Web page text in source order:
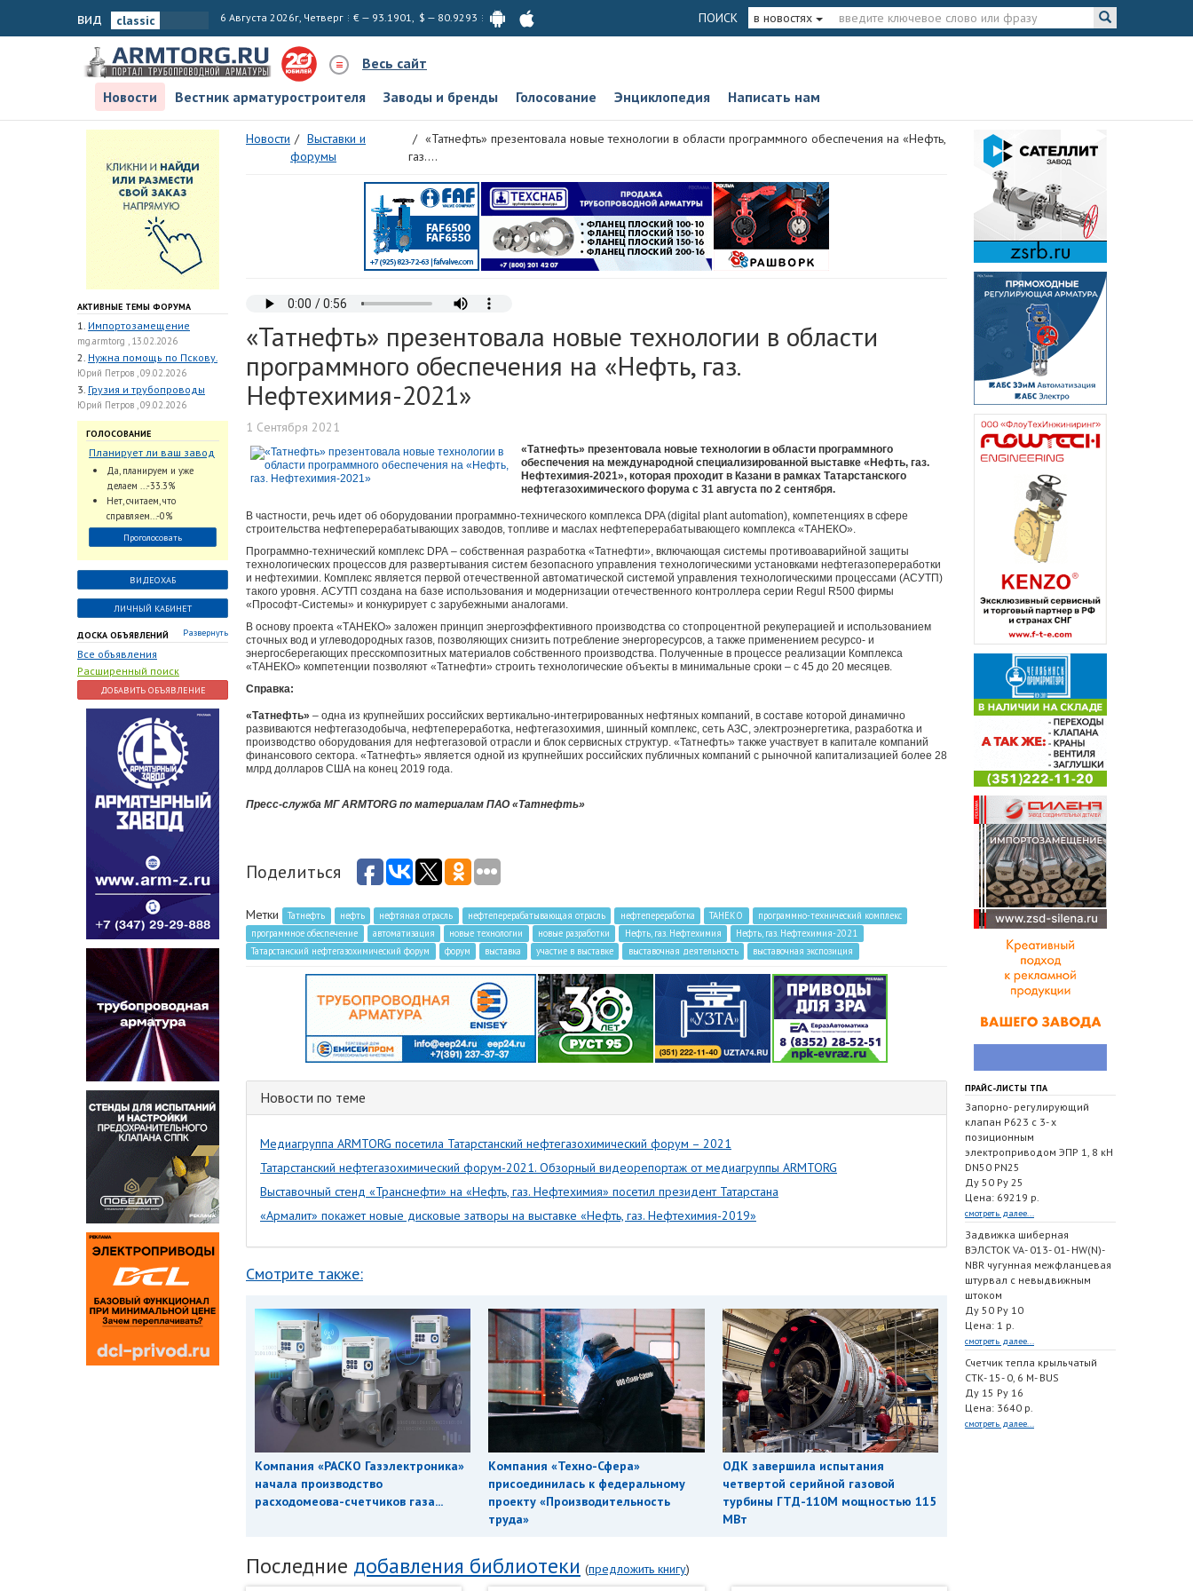
вид 6 Августа 2026г, Четверг € — 93.1901, $ — 80.9293 ПОИСК в новостях
Весь сайт
Новости
Вестник арматуростроителя Заводы и бренды Голосование Энциклопедия Написать нам
АКТИВНЫЕ ТЕМЫ ФОРУМА
1. Импортозамещение
mg.armtorg , 13.02.2026
2. Нужна помощь по Пскову.
Юрий Петров , 09.02.2026
3. Грузия и трубопроводы
Юрий Петров , 09.02.2026
ГОЛОСОВАНИЕ
Планирует ли ваш завод
использовать
промышленный
интеллект и цифровые
заказы для ускорения
обработки заказов и
оперативной отгрузки
продукции конечному
потребителю?
Да, планируем и уже
делаем ...-33.3%
Нет, считаем, что
справляем...-0%
Проголосовать
ВИДЕОХАБ
ЛИЧНЫЙ КАБИНЕТ
ДОСКА ОБЪЯВЛЕНИЙ Развернуть
Все объявления
Расширенный поиск
ДОБАВИТЬ ОБЪЯВЛЕНИЕ
Новости
Выставки и
форумы
«Татнефть» презентовала новые технологии в области программного обеспечения на «Нефть,
газ....
«Татнефть» презентовала новые технологии в области
программного обеспечения на «Нефть, газ.
Нефтехимия-2021»
1 Сентября 2021
«Татнефть» презентовала новые технологии в области программного
обеспечения на международной специализированной выставке «Нефть, газ.
Нефтехимия-2021», которая проходит в Казани в рамках Татарстанского
нефтегазохимического форума с 31 августа по 2 сентября.
В частности, речь идет об оборудовании программно-технического комплекса DPA (digital plant automation), компетенциях в сфере
строительства нефтеперерабатывающих заводов, топливе и маслах нефтеперерабатывающего комплекса «ТАНЕКО».
Программно-технический комплекс DPA – собственная разработка «Татнефти», включающая системы противоаварийной защиты
технологических процессов для развертывания систем безопасного управления технологическими установками нефтегазопереработки
и нефтехимии. Комплекс является первой отечественной автоматической системой управления технологическими процессами (АСУТП)
такого уровня. АСУТП создана на базе использования и модернизации отечественного контроллера серии Regul R500 фирмы
«Прософт-Системы» и конкурирует с зарубежными аналогами.
В основу проекта «ТАНЕКО» заложен принцип энергоэффективного производства со стопроцентной рекуперацией и использованием
сточных вод и углеводородных газов, позволяющих снизить потребление энергоресурсов, а также применением ресурсо- и
энергосберегающих пресскомпозитных материалов собственного производства. Полученные в процессе реализации Комплекса
«ТАНЕКО» компетенции позволяют «Татнефти» строить технологические объекты в минимальные сроки – с 45 до 20 месяцев.
Справка:
«Татнефть» – одна из крупнейших российских вертикально-интегрированных нефтяных компаний, в составе которой динамично
развиваются нефтегазодобыча, нефтепереработка, нефтегазохимия, шинный комплекс, сеть АЗС, электроэнергетика, разработка и
производство оборудования для нефтегазовой отрасли и блок сервисных структур. «Татнефть» также участвует в капитале компаний
финансового сектора. «Татнефть» является одной из крупнейших российских публичных компаний с рыночной капитализацией более 28
млрд долларов США на конец 2019 года.
Пресс-служба МГ ARMTORG по материалам ПАО «Татнефть»
Поделиться
Метки Татнефть нефть нефтяная отрасль нефтеперерабатывающая отрасль нефтепереработка ТАНЕКО
программно-технический комплекс
программное обеспечение
автоматизация новые технологии новые разработки Нефть, газ. Нефтехимия
Нефть, газ. Нефтехимия-2021
Татарстанский нефтегазохимический форум
форум выставка участие в выставке выставочная деятельность выставочная экспозиция
Новости по теме
Медиагруппа ARMTORG посетила Татарстанский нефтегазохимический форум – 2021
Татарстанский нефтегазохимический форум-2021. Обзорный видеорепортаж от медиагруппы ARMTORG
Выставочный стенд «Транснефти» на «Нефть, газ. Нефтехимия» посетил президент Татарстана
«Армалит» покажет новые дисковые затворы на выставке «Нефть, газ. Нефтехимия-2019»
Смотрите также:
Компания «РАСКО Газэлектроника»
начала производство
расходомеова-счетчиков газа...
Компания «Техно-Сфера»
присоединилась к федеральному
проекту «Производительность
труда»
ОДК завершила испытания
четвертой серийной газовой
турбины ГТД-110М мощностью 115
МВт
Последние добавления библиотеки (предложить книгу)
ПРАЙС-ЛИСТЫ ТПА
Запорно- регулирующий
клапан Р623 с 3- х
позиционным
электроприводом ЭПР 1, 8 кН
DN50 PN25
Ду 50 Ру 25
Цена: 69219 р.
смотреть далее...
Задвижка шиберная
ВЭЛСТОК VA- 013- 01- HW(N)-
NBR чугунная межфланцевая
штурвал с невыдвижным
штоком
Ду 50 Ру 10
Цена: 1 р.
смотреть далее...
Счетчик тепла крыльчатый
СТК- 15- 0, 6 M- BUS
Ду 15 Ру 16
Цена: 3640 р.
смотреть далее...